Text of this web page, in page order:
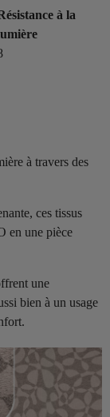
à la
à travers des
ces tissus
en une pièce
une
bien à un usage